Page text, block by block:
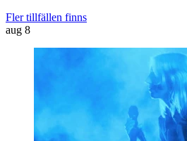
Fler tillfällen finns
aug 8